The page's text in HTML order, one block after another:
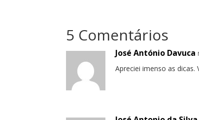
5 Comentários
José António Davuca
Apreciei imenso as dicas.